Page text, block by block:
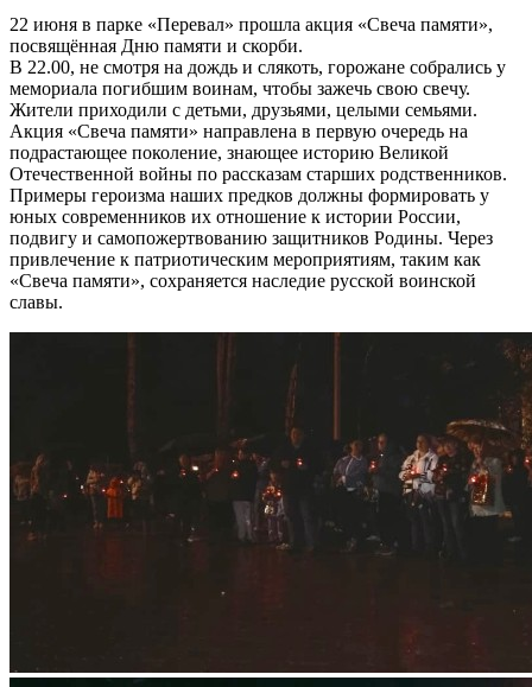
22 июня в парке «Перевал» прошла акция «Свеча памяти»,
посвящённая Дню памяти и скорби.
В 22.00, не смотря на дождь и слякоть, горожане собрались у
мемориала погибшим воинам, чтобы зажечь свою свечу.
Жители приходили с детьми, друзьями, целыми семьями.
Акция «Свеча памяти» направлена в первую очередь на
подрастающее поколение, знающее историю Великой
Отечественной войны по рассказам старших родственников.
Примеры героизма наших предков должны формировать у
юных современников их отношение к истории России,
подвигу и самопожертвованию защитников Родины. Через
привлечение к патриотическим мероприятиям, таким как
«Свеча памяти», сохраняется наследие русской воинской
славы.